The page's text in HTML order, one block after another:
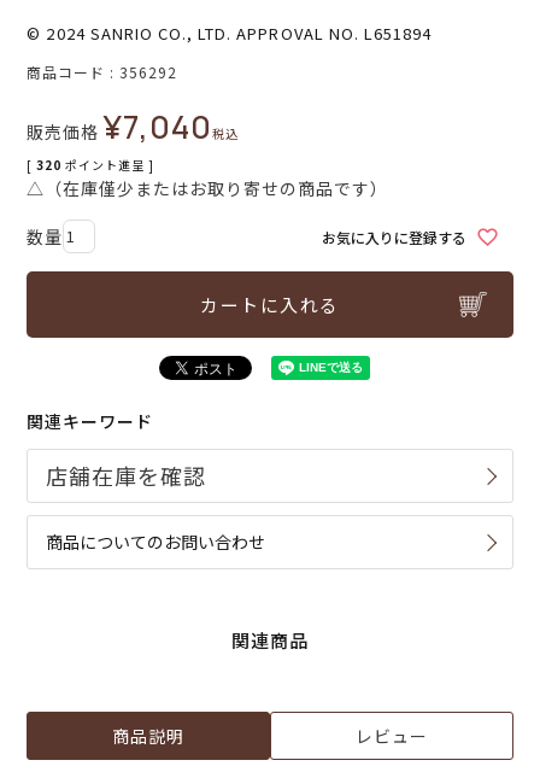
© 2024 SANRIO CO., LTD. APPROVAL NO. L651894
商品コード 356292
販売価格 ¥7,040税込
[ 320 ポイント進呈 ]
△（在庫僅少またはお取り寄せの商品です）
お気に入りに登録する
カートに入れる
関連キーワード
商品についてのお問い合わせ
関連商品
商品説明 レビュー